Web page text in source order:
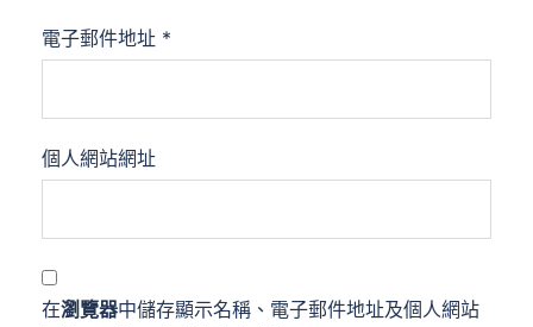
電子郵件地址 *
個人網站網址
在瀏覽器中儲存顯示名稱、電子郵件地址及個人網站